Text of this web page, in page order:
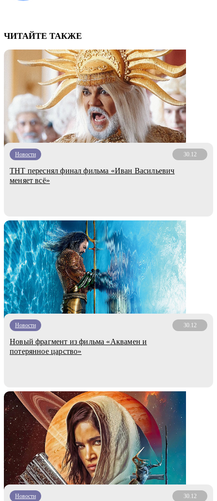
ЧИТАЙТЕ ТАКЖЕ
Новости 30.12
ТНТ переснял финал фильма «Иван Васильевич
меняет всё»
Новости 30.12
Новый фрагмент из фильма «Аквамен и
потерянное царство»
Новости 30.12